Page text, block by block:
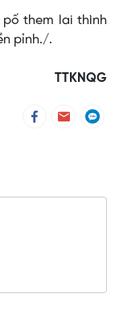
pố them lai thình
pỉnh./.
TTKNQG